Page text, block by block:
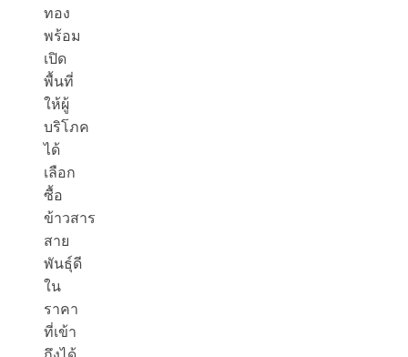
ทอง
พร้อม
เปิด
พื้นที่
ให้ผู้
บริโภค
ได้
เลือก
ซื้อ
ข้าวสาร
สาย
พันธุ์ดี
ใน
ราคา
ที่เข้า